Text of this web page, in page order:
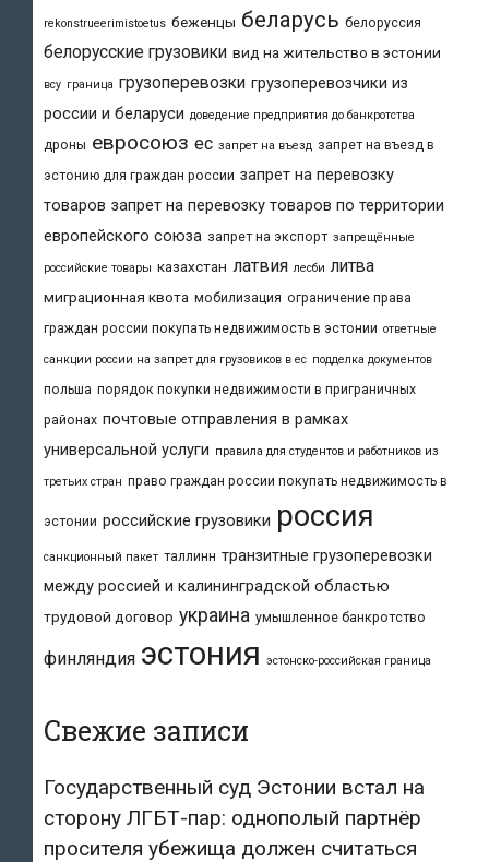
rekonstrueerimistoetus беженцы беларусь белоруссия
белорусские грузовики вид на жительство в эстонии
всу граница грузоперевозки грузоперевозчики из
россии и беларуси доведение предприятия до банкротства
дроны евросоюз ес запрет на въезд запрет на въезд в
эстонию для граждан россии запрет на перевозку
товаров запрет на перевозку товаров по территории
европейского союза запрет на экспорт запрещённые
российские товары казахстан латвия лесби литва
миграционная квота мобилизация ограничение права
граждан россии покупать недвижимость в эстонии ответные
санкции россии на запрет для грузовиков в ес подделка документов
польша порядок покупки недвижимости в приграничных
районах почтовые отправления в рамках
универсальной услуги правила для студентов и работников из
третьих стран право граждан россии покупать недвижимость в
эстонии российские грузовики россия
санкционный пакет таллинн транзитные грузоперевозки
между россией и калининградской областью
трудовой договор украина умышленное банкротство
финляндия эстония эстонско-российская граница
Свежие записи
Государственный суд Эстонии встал на
сторону ЛГБТ-пар: однополый партнёр
просителя убежища должен считаться